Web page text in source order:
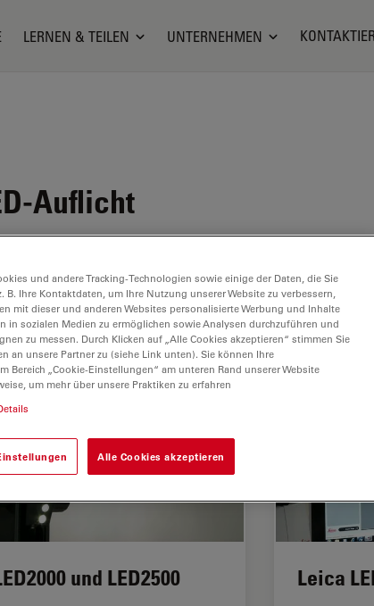
LERNEN & TEILEN UNTERNEHMEN
Auflicht
und LED2500
Leica
und andere Tracking-Technologien sowie einige der Daten, die Sie
Ihre Kontaktdaten, um Ihre Nutzung unserer Website zu verbessern,
mit dieser und anderen Websites personalisierte Werbung und Inhalte
in sozialen Medien zu ermöglichen sowie Analysen durchzuführen und
zu messen. Durch Klicken auf „Alle Cookies akzeptieren“ stimmen Sie
an unsere Partner zu (siehe Link unten). Sie können Ihre
Bereich „Cookie-Einstellungen“ am unteren Rand unserer Website
um mehr über unsere Praktiken zu erfahren
Alle Cookies akzeptieren